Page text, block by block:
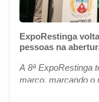
ExpoRestinga
pessoas na
A 8ª ExpoRestinga
março, marcando o